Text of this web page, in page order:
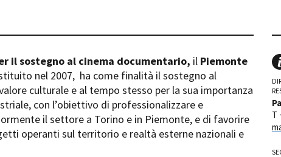
FILM DATABASE
BOOK DATABASE
NEWS
CASTING
Mostra
Toronto International
Festa del Cinema di
Torino Film Festival
David di Donatello
Nastri d’Argento
Premio Solinas
il sostegno al cinema documentario, il Piemonte
nel 2007, ha come finalità il sostegno al
culturale e al tempo stesso per la sua importanza
con l’obiettivo di professionalizzare e
il settore a Torino e in Piemonte, e di favorire
operanti sul territorio e realtà esterne nazionali e
T